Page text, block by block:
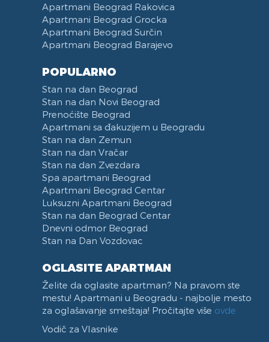
Hram Svetog Save
Ulica Kneginje Zorke
Sportski centar 11 April
Opština Novi Beograd
Dunavski kej
Hotel Jugoslavija
Stari Merkator
Stari Merkator Novi Beograd
Delta City
Bulevar Zorana Djindjica
Tosin bunar
Park Tašmajdan
Pozeska ulica
Trg Republike
Naselje Belvil
Apartmani u blizini Surčina
Apartmani Beograd Rakovica
Apartmani Beograd Grocka
Apartmani Beograd Surčin
Apartmani Beograd Barajevo
POPULARNO
Stan na dan Beograd
Stan na dan Novi Beograd
Prenoćište Beograd
Apartmani sa đakuzijem u Beogradu
Stan na dan Zemun
Stan na dan Vračar
Stan na dan Zvezdara
Spa apartmani Beograd
Apartmani Beograd Centar
Luksuzni Apartmani Beograd
Stan na dan Beograd Centar
Dnevni odmor Beograd
Stan na Dan Vozdovac
OGLASITE APARTMAN
Želite da oglasite apartman? Na pravom ste
mestu! Apartmani u Beogradu - najbolje mesto
za oglašavanje smeštaja! Pročitajte više ovde
Vodič za Vlasnike